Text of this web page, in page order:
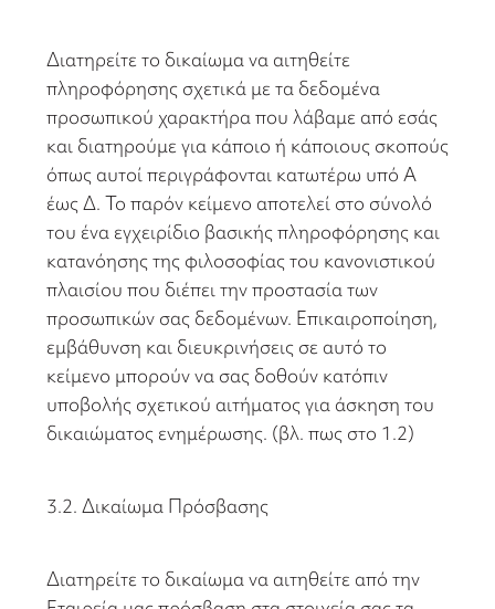
Διατηρείτε το δικαίωμα να αιτηθείτε
πληροφόρησης σχετικά με τα δεδομένα
προσωπικού χαρακτήρα που λάβαμε από εσάς
και διατηρούμε για κάποιο ή κάποιους σκοπούς
όπως αυτοί περιγράφονται κατωτέρω υπό Α
έως Δ. Το παρόν κείμενο αποτελεί στο σύνολό
του ένα εγχειρίδιο βασικής πληροφόρησης και
κατανόησης της φιλοσοφίας του κανονιστικού
πλαισίου που διέπει την προστασία των
προσωπικών σας δεδομένων. Επικαιροποίηση,
εμβάθυνση και διευκρινήσεις σε αυτό το
κείμενο μπορούν να σας δοθούν κατόπιν
υποβολής σχετικού αιτήματος για άσκηση του
δικαιώματος ενημέρωσης. (βλ. πως στο 1.2)
3.2. Δικαίωμα Πρόσβασης
Διατηρείτε το δικαίωμα να αιτηθείτε από την